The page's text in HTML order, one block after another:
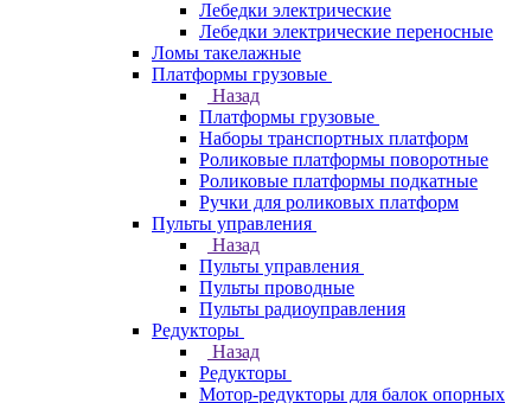
Лебедки электрические
Лебедки электрические переносные
Ломы такелажные
Платформы грузовые
Назад
Платформы грузовые
Наборы транспортных платформ
Роликовые платформы поворотные
Роликовые платформы подкатные
Ручки для роликовых платформ
Пульты управления
Назад
Пульты управления
Пульты проводные
Пульты радиоуправления
Редукторы
Назад
Редукторы
Мотор-редукторы для балок опорных